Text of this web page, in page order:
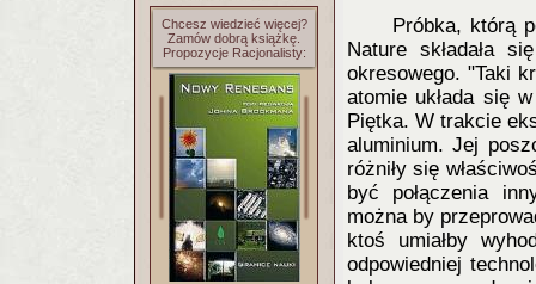
Chcesz wiedzieć więcej?
Zamów dobrą książkę.
Propozycje Racjonalisty:
Próbka, którą
Nature składała
okresowego. "Taki
atomie układa się
Piętka. W trakcie
aluminium. Jej
różniły się
być połączenia
można by
ktoś umiałby
odpowiedniej